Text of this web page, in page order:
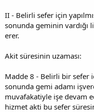
II - Belirli sefer için
sonunda geminin vardığı
erer.
Akit süresinin uzaması:
Madde 8 - Belirli bir sefer
sonunda gemi adamı
muvafakatiyle işe devam
hizmet akti bu sefer